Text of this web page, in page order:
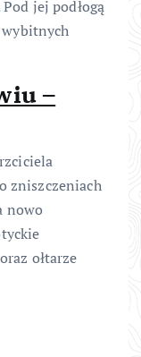
jej podłogą
–
zniszczeniach
nowo
ołtarze